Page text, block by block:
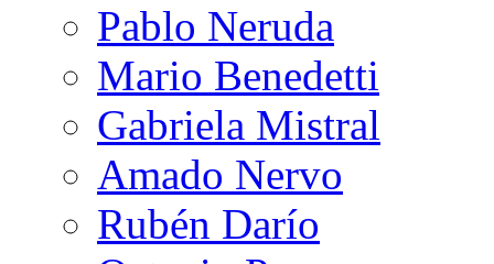
Pablo Neruda
Mario Benedetti
Gabriela Mistral
Amado Nervo
Rubén Darío